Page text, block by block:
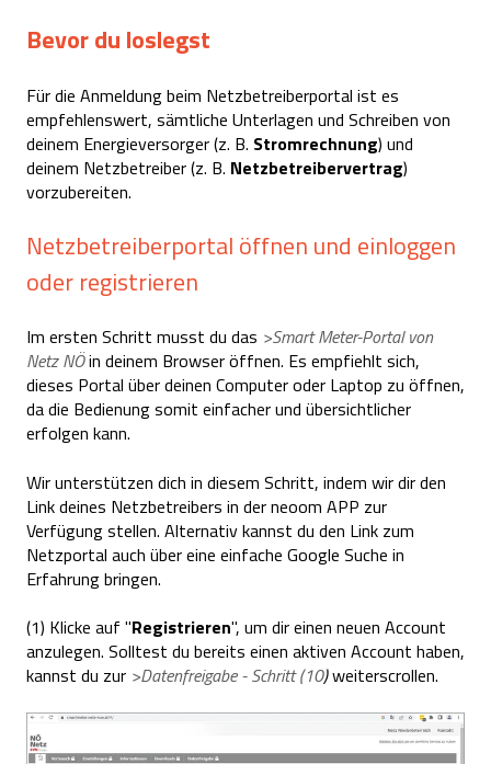
Bevor du loslegst
Für die Anmeldung beim Netzbetreiberportal ist es
empfehlenswert, sämtliche Unterlagen und Schreiben von
deinem Energieversorger (z. B. Stromrechnung) und
deinem Netzbetreiber (z. B. Netzbetreibervertrag)
vorzubereiten.
Netzbetreiberportal öffnen und einloggen
oder registrieren
Im ersten Schritt musst du das >Smart Meter-Portal von
Netz NÖin deinem Browser öffnen. Es empfiehlt sich,
dieses Portal über deinen Computer oder Laptop zu öffnen,
da die Bedienung somit einfacher und übersichtlicher
erfolgen kann.
Wir unterstützen dich in diesem Schritt, indem wir dir den
Link deines Netzbetreibers in der neoom APP zur
Verfügung stellen. Alternativ kannst du den Link zum
Netzportal auch über eine einfache Google Suche in
Erfahrung bringen.
(1) Klicke auf "Registrieren", um dir einen neuen Account
anzulegen. Solltest du bereits einen aktiven Account haben,
kannst du zur >Datenfreigabe - Schritt (10)weiterscrollen.